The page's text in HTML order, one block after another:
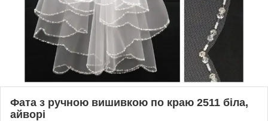
Фата з ручною вишивкою по краю 2511 біла,
айворі